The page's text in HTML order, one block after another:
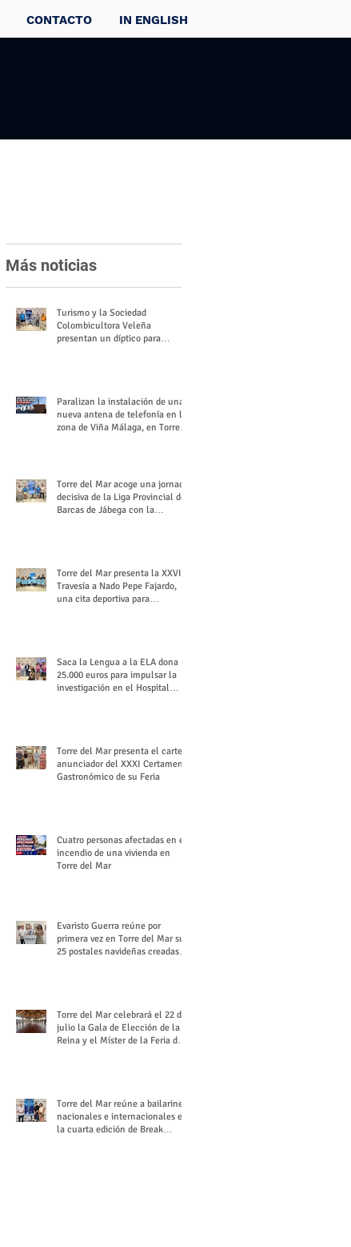
CONTACTO IN ENGLISH
Más noticias
Turismo y la Sociedad
Colombicultora Veleña
presentan un díptico para
Paralizan la instalación de una
nueva antena de telefonía en la
zona de Viña Málaga, en Torre
Torre del Mar acoge una jornada
decisiva de la Liga Provincial de
Barcas de Jábega con la
Torre del Mar presenta la XXVI
Travesía a Nado Pepe Fajardo,
una cita deportiva para
Saca la Lengua a la ELA dona
25.000 euros para impulsar la
investigación en el Hospital
Torre del Mar presenta el cartel
anunciador del XXXI Certamen
Gastronómico de su Feria
Cuatro personas afectadas en el
incendio de una vivienda en
Torre del Mar
Evaristo Guerra reúne por
primera vez en Torre del Mar sus
25 postales navideñas creadas
Torre del Mar celebrará el 22 de
julio la Gala de Elección de la
Reina y el Míster de la Feria de
Torre del Mar reúne a bailarines
nacionales e internacionales en
la cuarta edición de Break